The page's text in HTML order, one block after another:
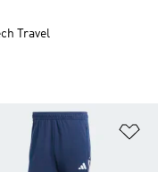
życzeń
Travel